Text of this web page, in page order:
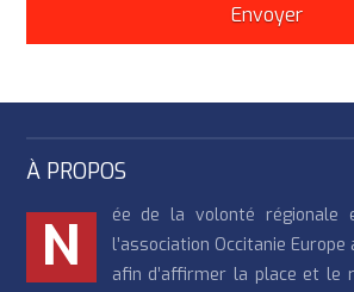
À PROPOS
N
ée de la volonté régionale
l’association Occitanie
afin d’affirmer la place et le